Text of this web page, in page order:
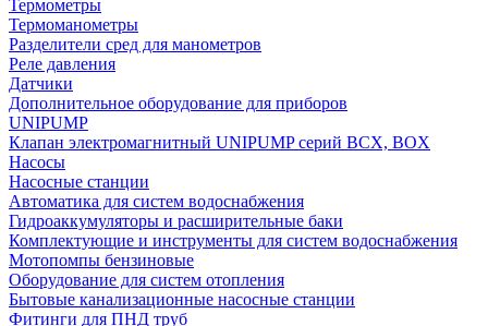
Термометры
Термоманометры
Разделители сред для манометров
Реле давления
Датчики
Дополнительное оборудование для приборов
UNIPUMP
Клапан электромагнитный UNIPUMP серий BCX, BOX
Насосы
Насосные станции
Автоматика для систем водоснабжения
Гидроаккумуляторы и расширительные баки
Комплектующие и инструменты для систем водоснабжения
Мотопомпы бензиновые
Оборудование для систем отопления
Бытовые канализационные насосные станции
Фитинги для ПНД труб